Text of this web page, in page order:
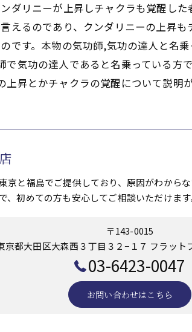
ダリニーが上昇しチャクラも覚醒し
えるのであり、クンダリニーの上昇
です。本物の気功師,気功の達人と名
気功の達人であると名乗っている
昇とかチャクラの覚醒について説明
京と福島でご提供しており、原因がわから
、初めての方も安心してご相談いただけます
〒143-0015
京都大田区大森西３丁目３２−１７ フラット
03-6423-0047
お問い合わせはこちら